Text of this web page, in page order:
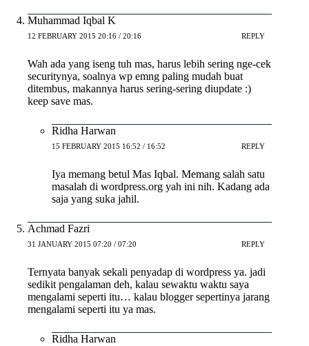
Muhammad Iqbal K
12 FEBRUARY 2015 20:16 / 20:16 REPLY
Wah ada yang iseng tuh mas, harus lebih sering nge-cek
securitynya, soalnya wp emng paling mudah buat
ditembus, makannya harus sering-sering diupdate :)
keep save mas.
Ridha Harwan
15 FEBRUARY 2015 16:52 / 16:52 REPLY
Iya memang betul Mas Iqbal. Memang salah satu
masalah di wordpress.org yah ini nih. Kadang ada
saja yang suka jahil.
Achmad Fazri
31 JANUARY 2015 07:20 / 07:20 REPLY
Ternyata banyak sekali penyadap di wordpress ya. jadi
sedikit pengalaman deh, kalau sewaktu waktu saya
mengalami seperti itu… kalau blogger sepertinya jarang
mengalami seperti itu ya mas.
Ridha Harwan